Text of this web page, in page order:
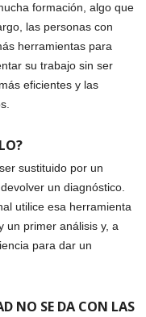
formación, algo que
las personas con
herramientas para
su trabajo sin ser
eficientes y las
sustituido por un
un diagnóstico.
utilice esa herramienta
un primer análisis y, a
para dar un
NO SE DA CON LAS